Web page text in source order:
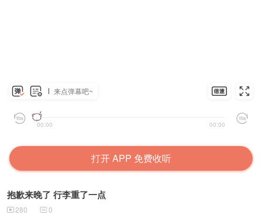
来点弹幕吧~
00:00 00:00
打开 APP 免费收听
抱歉来晚了 行李重了一点
280 0